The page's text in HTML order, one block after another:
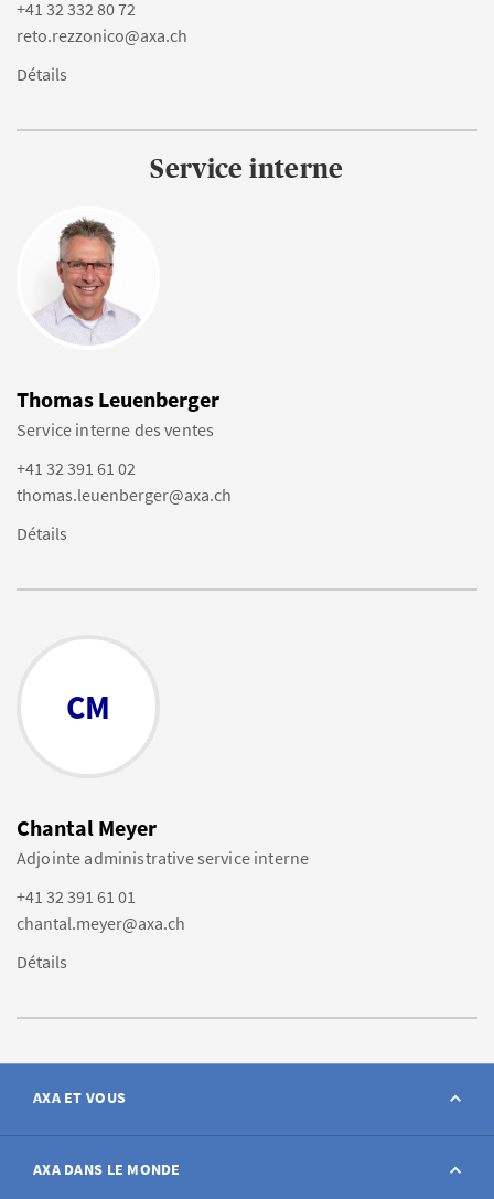
+41 32 332 80 72
reto.rezzonico@axa.ch
Détails
Service interne
Thomas Leuenberger
Service interne des ventes
+41 32 391 61 02
thomas.leuenberger@axa.ch
Détails
CM
Chantal Meyer
Adjointe administrative service interne
+41 32 391 61 01
chantal.meyer@axa.ch
Détails
AXA ET VOUS
Contact
AXA DANS LE MONDE